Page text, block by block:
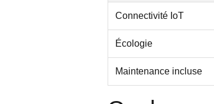
Connectivité IoT
Écologie
Maintenance incluse